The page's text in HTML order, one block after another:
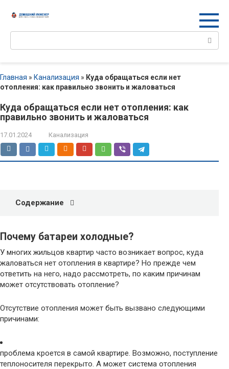
Поиск:
Главная » Канализация » Куда обращаться если нет
отопления: как правильно звонить и жаловаться
Куда обращаться если нет отопления: как
правильно звонить и жаловаться
17.01.2024 Канализация
Содержание
Почему батареи холодные?
У многих жильцов квартир часто возникает вопрос, куда
жаловаться нет отопления в квартире? Но прежде чем
ответить на него, надо рассмотреть, по каким причинам
может отсутствовать отопление?
Отсутствие отопления может быть вызвано следующими
причинами:
проблема кроется в самой квартире. Возможно, поступление
теплоносителя перекрыто. А может система отопления